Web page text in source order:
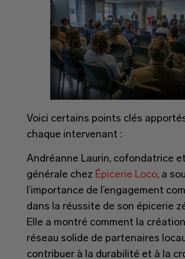
Voici certains points clés
chaque intervenant :
Andréanne Laurin, cofondatrice
générale chez Épicerie Loco, a
l’importance de l’engagement
dans la réussite de son épicerie
Elle a montré comment la création
réseau solide de partenaires
contribuer à la durabilité et à la